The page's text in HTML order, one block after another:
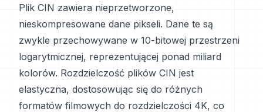
Plik CIN zawiera nieprzetworzone,
nieskompresowane dane pikseli. Dane te są
zwykle przechowywane w 10-bitowej przestrzeni
logarytmicznej, reprezentującej ponad miliard
kolorów. Rozdzielczość plików CIN jest
elastyczna, dostosowując się do różnych
formatów filmowych do rozdzielczości 4K, co